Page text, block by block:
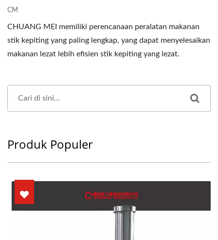
CM
CHUANG MEI memiliki perencanaan peralatan makanan
stik kepiting yang paling lengkap, yang dapat menyelesaikan
makanan lezat lebih efisien stik kepiting yang lezat.
Produk Populer